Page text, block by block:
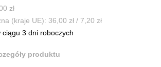
zł
(kraje UE): 36,00 zł / 7,20 zł
ciągu 3 dni roboczych
produktu